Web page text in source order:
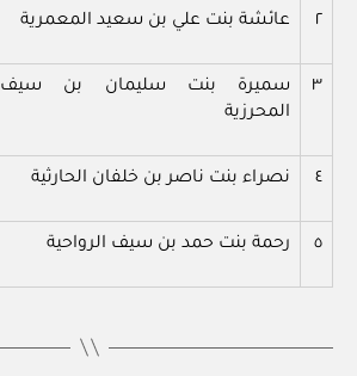
٢ عائشة بنت علي بن سعيد المعمرية
٣
سميرة بنت سليمان بن سيف
المحرزية
٤ نصراء بنت ناصر بن خلفان الحارثية
٥ رحمة بنت حمد بن سيف الرواحية